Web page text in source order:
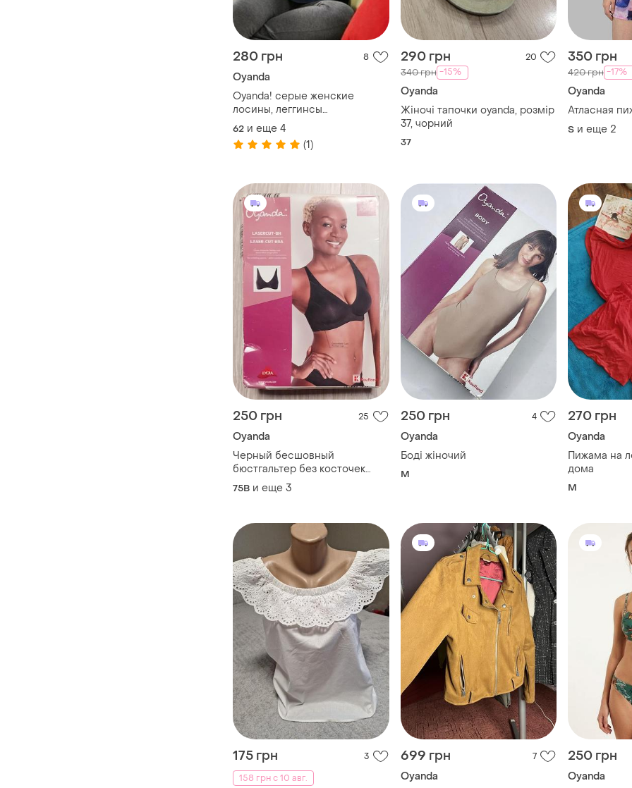
280 грн 8
Oyanda
Oyanda! серые женские
лосины, леггинсы
трикотажные хлопковые,
германия 3xl 56/58=62/66наш
62 и еще 4
(1)
290 грн 20
340 грн -15%
Oyanda
Жіночі тапочки oyanda, розмір
37, чорний
37
350 грн
420 грн -17%
Oyanda
Атласная
S и еще 2
250 грн 25
Oyanda
Черный бесшовный
бюстгальтер без косточек
oyanda
75B и еще 3
250 грн 4
Oyanda
Боді жіночий
M
270 грн
Oyanda
Пижама на
дома
M
175 грн
3
158 грн с 10 авг.
699 грн 7
Oyanda
250 грн
Oyanda